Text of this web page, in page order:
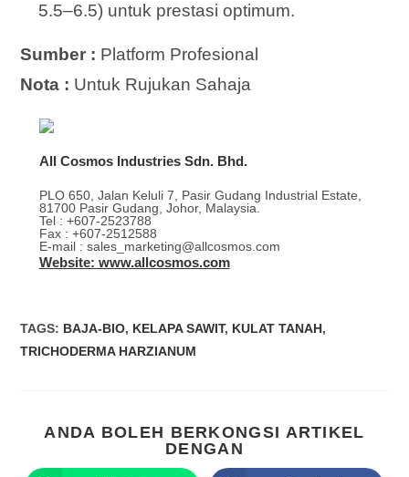
5.5–6.5) untuk prestasi optimum.
Sumber : Platform Profesional
Nota : Untuk Rujukan Sahaja
All Cosmos Industries Sdn. Bhd.
PLO 650, Jalan Keluli 7, Pasir Gudang Industrial Estate,
81700 Pasir Gudang, Johor, Malaysia.
Tel : +607-2523788
Fax : +607-2512588
E-mail : sales_marketing@allcosmos.com
Website: www.allcosmos.com
TAGS: BAJA-BIO, KELAPA SAWIT, KULAT TANAH,
TRICHODERMA HARZIANUM
ANDA BOLEH BERKONGSI ARTIKEL
DENGAN